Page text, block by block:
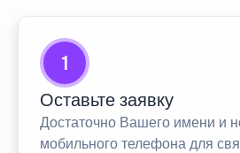
1
Оставьте заявку
Достаточно Вашего имени и
мобильного телефона для